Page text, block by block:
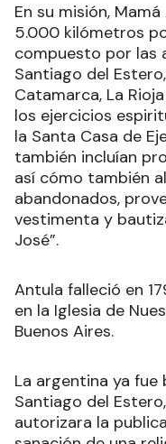
En su misión,
5.000 kilómetros
compuesto por las
Santiago del
Catamarca, La
los ejercicios
la Santa Casa de
también incluían
así cómo también
abandonados,
vestimenta y
José”.
Antula falleció en
en la Iglesia de
Buenos Aires.
La argentina ya fue
Santiago del
autorizara la